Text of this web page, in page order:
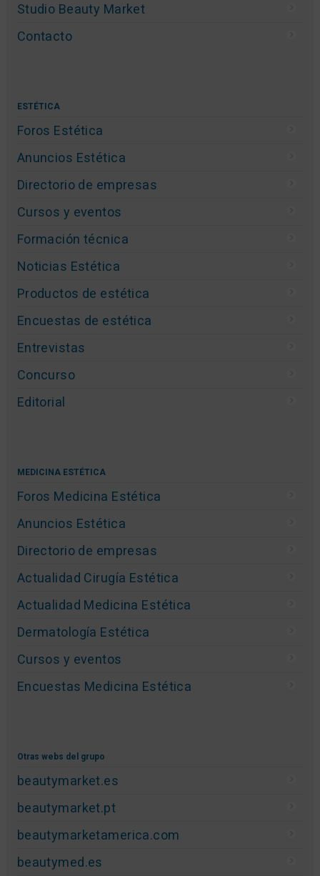
Studio Beauty Market
Contacto
ESTÉTICA
Foros Estética
Anuncios Estética
Directorio de empresas
Cursos y eventos
Formación técnica
Noticias Estética
Productos de estética
Encuestas de estética
Entrevistas
Concurso
Editorial
MEDICINA ESTÉTICA
Foros Medicina Estética
Anuncios Estética
Directorio de empresas
Actualidad Cirugía Estética
Actualidad Medicina Estética
Dermatología Estética
Cursos y eventos
Encuestas Medicina Estética
Otras webs del grupo
beautymarket.es
beautymarket.pt
beautymarketamerica.com
beautymed.es